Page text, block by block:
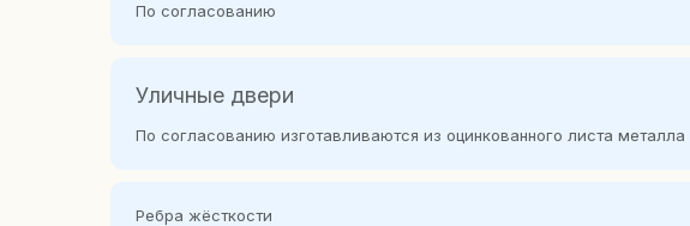
По согласованию
Уличные двери
По согласованию изготавливаются из оцинкованного листа металла
Ребра жёсткости